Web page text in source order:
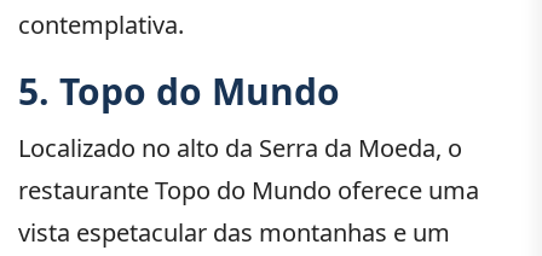
contemplativa.
5. Topo do Mundo
Localizado no alto da Serra da Moeda, o
restaurante Topo do Mundo oferece uma
vista espetacular das montanhas e um